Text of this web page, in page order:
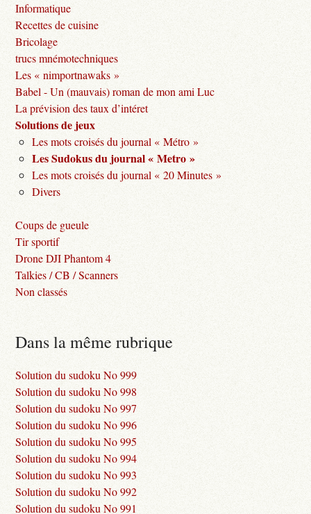
Informatique
Recettes de cuisine
Bricolage
trucs mnémotechniques
Les « nimportnawaks »
Babel - Un (mauvais) roman de mon ami Luc
La prévision des taux d’intéret
Solutions de jeux
Les mots croisés du journal « Métro »
Les Sudokus du journal « Metro »
Les mots croisés du journal « 20 Minutes »
Divers
Coups de gueule
Tir sportif
Drone DJI Phantom 4
Talkies / CB / Scanners
Non classés
Dans la même rubrique
Solution du sudoku No 999
Solution du sudoku No 998
Solution du sudoku No 997
Solution du sudoku No 996
Solution du sudoku No 995
Solution du sudoku No 994
Solution du sudoku No 993
Solution du sudoku No 992
Solution du sudoku No 991